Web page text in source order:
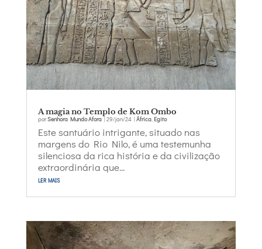
A magia no Templo de Kom Ombo
porSenhora Mundo Afora| 29/jan/24| África, Egito
Este santuário intrigante, situado nas
margens do Rio Nilo, é uma testemunha
silenciosa da rica história e da civilização
extraordinária que...
ler mais